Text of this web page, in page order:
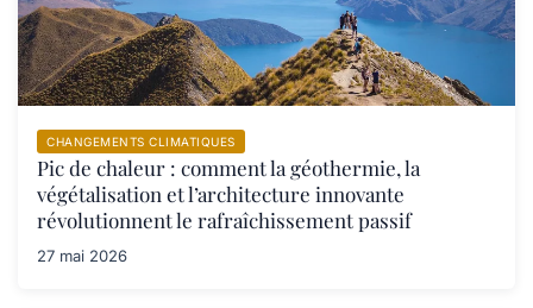
CHANGEMENTS CLIMATIQUES
Pic de chaleur : comment la géothermie, la
végétalisation et l’architecture innovante
révolutionnent le rafraîchissement passif
27 mai 2026